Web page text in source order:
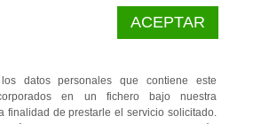
ACEPTAR
datos personales que contiene este
en un fichero bajo nuestra
finalidad de prestarle el servicio solicitado.